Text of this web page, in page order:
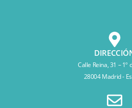
Calle Reina, 31 – 1º
28004 Madrid -